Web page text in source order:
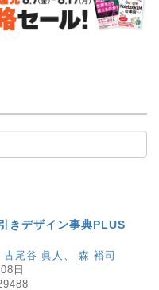
きデザイン事典PLUS
古尾谷 眞人
森 裕司
日